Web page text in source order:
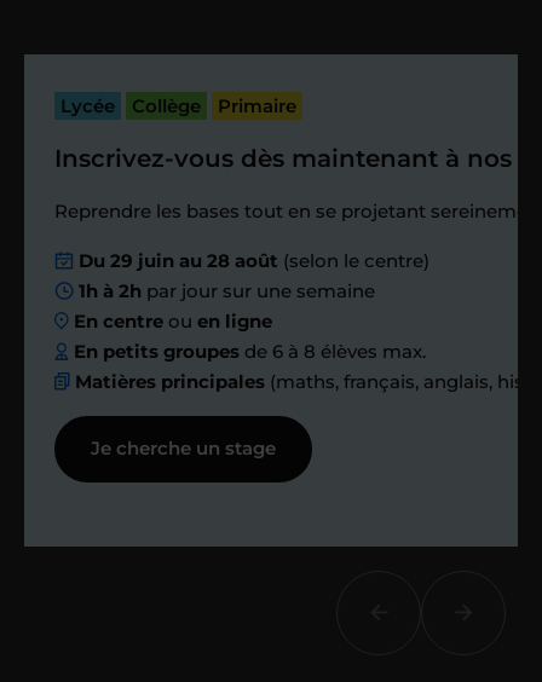
bilan et vérifier que tout s’est bien
Étape 4
Nous planifions
ensemble des
échanges réguliers
Afin de suivre le travail et les progrès
Lycée Collège Primaire
Inscrivez-vous dès maintenant à nos
Reprendre les bases tout en se projetant
Du 29 juin au 28 août (selon le centre)
1h à 2h par jour sur une semaine
En centre ouen ligne
En petits groupes de 6 à 8 élèves max.
Matières principales (maths, français, anglais,
Je cherche un stage